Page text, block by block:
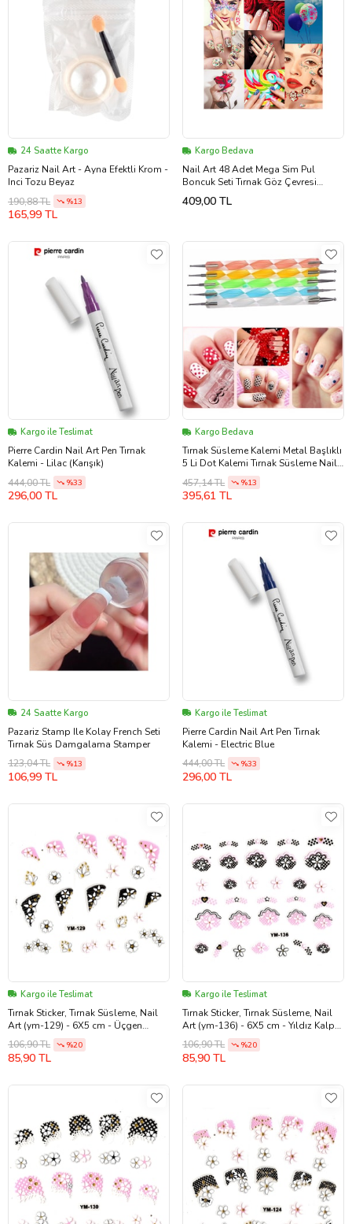
24 Saatte Kargo
Pazariz Nail Art - Ayna Efektli Krom -
Inci Tozu Beyaz
190,88 TL
%13
165,99 TL
Kargo Bedava
Nail Art 48 Adet Mega Sim Pul
Boncuk Seti Tırnak Göz Çevresi
Süsleme Kalıcı Oje
409,00 TL
Kargo ile Teslimat
Pierre Cardin Nail Art Pen Tırnak
Kalemi - Lilac (Karışık)
444,00 TL
%33
296,00 TL
Kargo Bedava
Tırnak Süsleme Kalemi Metal Başlıklı
5 Li Dot Kalemi Tırnak Süsleme Nail
457,14 TL %13
395,61 TL
24 Saatte Kargo
Pazariz Stamp Ile Kolay French Seti
Tırnak Süs Damgalama Stamper
123,04 TL
%13
106,99 TL
Kargo ile Teslimat
Pierre Cardin Nail Art Pen Tırnak
Kalemi - Electric Blue
444,00 TL
%33
296,00 TL
Kargo ile Teslimat
Tırnak Sticker, Tırnak Süsleme, Nail
Art (ym-129) - 6X5 cm - Üçgen
Kalpli Çiçek
106,90 TL %20
85,90 TL
Kargo ile Teslimat
Tırnak Sticker, Tırnak Süsleme, Nail
Art (ym-136) - 6X5 cm - Yıldız Kalp
Çiçek
106,90 TL %20
85,90 TL